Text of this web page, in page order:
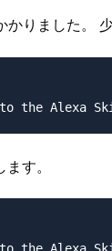
りました。
す。